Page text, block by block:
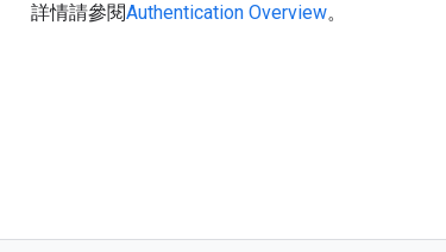
詳情請參閱Authentication Overview。